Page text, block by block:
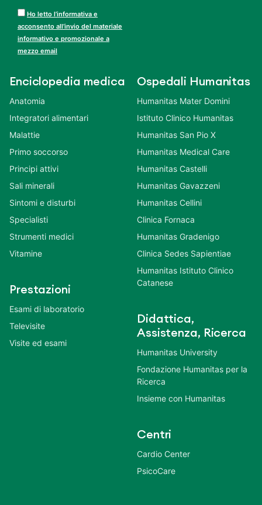
Ho letto l’informativa e
acconsento all’invio del materiale
informativo e promozionale a
mezzo email
Enciclopedia medica
Anatomia
Integratori alimentari
Malattie
Primo soccorso
Principi attivi
Sali minerali
Sintomi e disturbi
Specialisti
Strumenti medici
Vitamine
Prestazioni
Esami di laboratorio
Televisite
Visite ed esami
Ospedali Humanitas
Humanitas Mater Domini
Istituto Clinico Humanitas
Humanitas San Pio X
Humanitas Medical Care
Humanitas Castelli
Humanitas Gavazzeni
Humanitas Cellini
Clinica Fornaca
Humanitas Gradenigo
Clinica Sedes Sapientiae
Humanitas Istituto Clinico
Catanese
Didattica,
Assistenza, Ricerca
Humanitas University
Fondazione Humanitas per la
Ricerca
Insieme con Humanitas
Centri
Cardio Center
PsicoCare